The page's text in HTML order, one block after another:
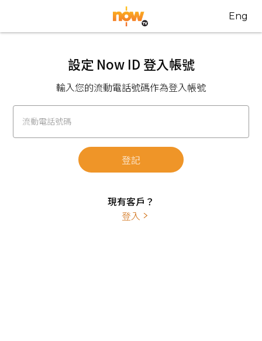
Eng
設定 Now ID 登入帳號
輸入您的流動電話號碼作為登入帳號
流動電話號碼
登記
現有客戶？
登入